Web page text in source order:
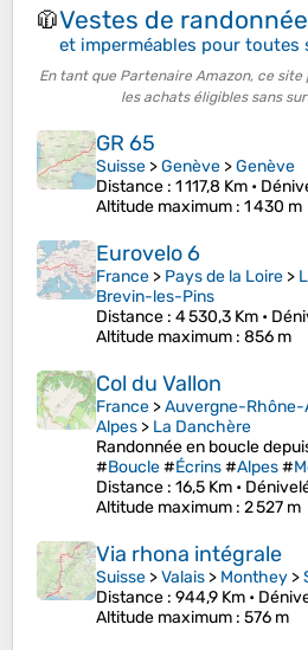
🧥Vestes de randonnée
et imperméables pour toutes
En tant que Partenaire Amazon, ce
les achats éligibles sans
GR 65
Suisse >Genève >Genève
Distance : 1 117,8 Km •
Altitude maximum : 1 430 m
Eurovelo 6
France > Pays de la Loire >
Brevin-les-Pins
Distance : 4 530,3 Km •
Altitude maximum : 856 m
Col du Vallon
France >Auvergne-Rhône-
Alpes > La Danchère
Randonnée en boucle
#Boucle#Écrins#Alpes#
Distance : 16,5 Km •
Altitude maximum : 2 527 m
Via rhona intégrale
Suisse >Valais > Monthey >
Distance : 944,9 Km •
Altitude maximum : 576 m